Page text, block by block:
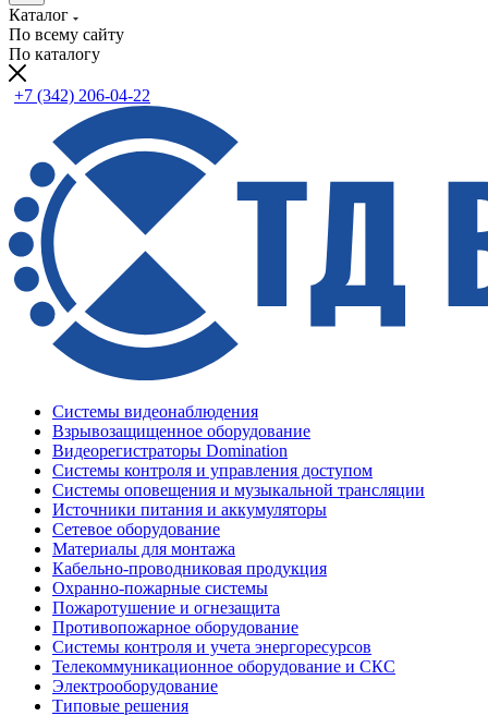
Каталог
По всему сайту
По каталогу
+7 (342) 206-04-22
Системы видеонаблюдения
Взрывозащищенное оборудование
Видеорегистраторы Domination
Системы контроля и управления доступом
Системы оповещения и музыкальной трансляции
Источники питания и аккумуляторы
Сетевое оборудование
Материалы для монтажа
Кабельно-проводниковая продукция
Охранно-пожарные системы
Пожаротушение и огнезащита
Противопожарное оборудование
Системы контроля и учета энергоресурсов
Телекоммуникационное оборудование и СКС
Электрооборудование
Типовые решения